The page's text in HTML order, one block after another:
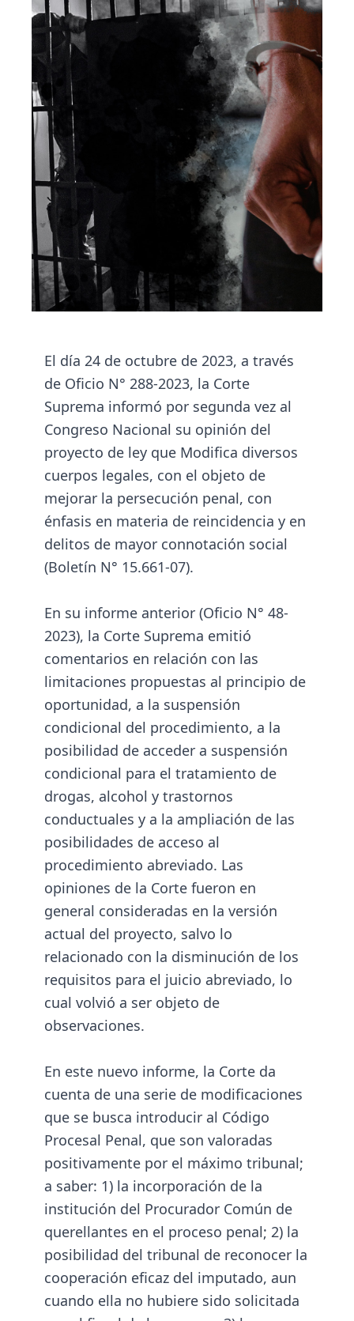
El día 24 de octubre de 2023, a través
de Oficio N° 288-2023, la Corte
Suprema informó por segunda vez al
Congreso Nacional su opinión del
proyecto de ley que Modifica diversos
cuerpos legales, con el objeto de
mejorar la persecución penal, con
énfasis en materia de reincidencia y en
delitos de mayor connotación social
(Boletín N° 15.661-07).
En su informe anterior (Oficio N° 48-
2023), la Corte Suprema emitió
comentarios en relación con las
limitaciones propuestas al principio de
oportunidad, a la suspensión
condicional del procedimiento, a la
posibilidad de acceder a suspensión
condicional para el tratamiento de
drogas, alcohol y trastornos
conductuales y a la ampliación de las
posibilidades de acceso al
procedimiento abreviado. Las
opiniones de la Corte fueron en
general consideradas en la versión
actual del proyecto, salvo lo
relacionado con la disminución de los
requisitos para el juicio abreviado, lo
cual volvió a ser objeto de
observaciones.
En este nuevo informe, la Corte da
cuenta de una serie de modificaciones
que se busca introducir al Código
Procesal Penal, que son valoradas
positivamente por el máximo tribunal;
a saber: 1) la incorporación de la
institución del Procurador Común de
querellantes en el proceso penal; 2) la
posibilidad del tribunal de reconocer la
cooperación eficaz del imputado, aun
cuando ella no hubiere sido solicitada